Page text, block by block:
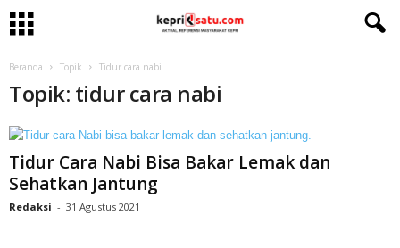
Beranda Topik Tidur cara nabi
Topik: tidur cara nabi
Tidur Cara Nabi Bisa Bakar Lemak dan
Sehatkan Jantung
Redaksi - 31 Agustus 2021